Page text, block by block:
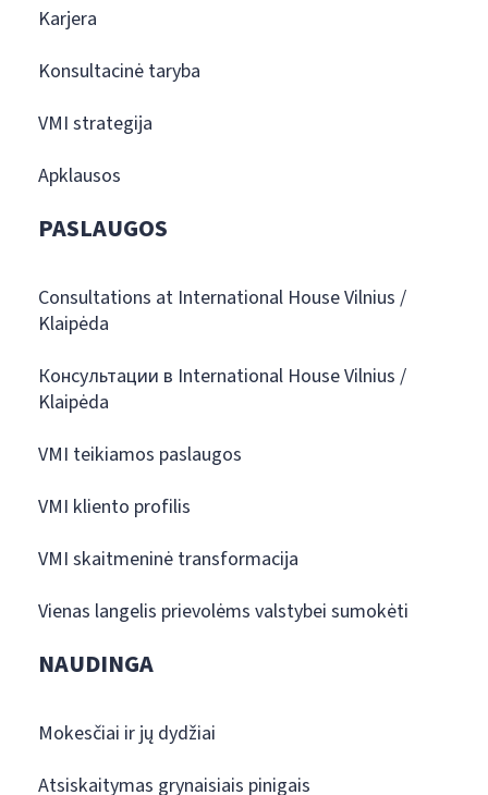
Karjera
Konsultacinė taryba
VMI strategija
Apklausos
PASLAUGOS
Consultations at International House Vilnius /
Klaipėda
Консультации в International House Vilnius /
Klaipėda
VMI teikiamos paslaugos
VMI kliento profilis
VMI skaitmeninė transformacija
Vienas langelis prievolėms valstybei sumokėti
NAUDINGA
Mokesčiai ir jų dydžiai
Atsiskaitymas grynaisiais pinigais